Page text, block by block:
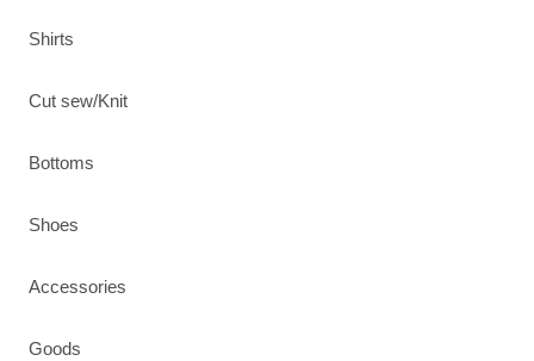
Shirts
Cut sew/Knit
Bottoms
Shoes
Accessories
Goods